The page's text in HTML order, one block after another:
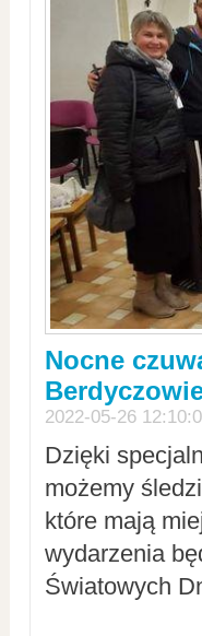
Nocne
2022-05-26
Dzięki
możemy
które mają
wydarzenia
Światowych